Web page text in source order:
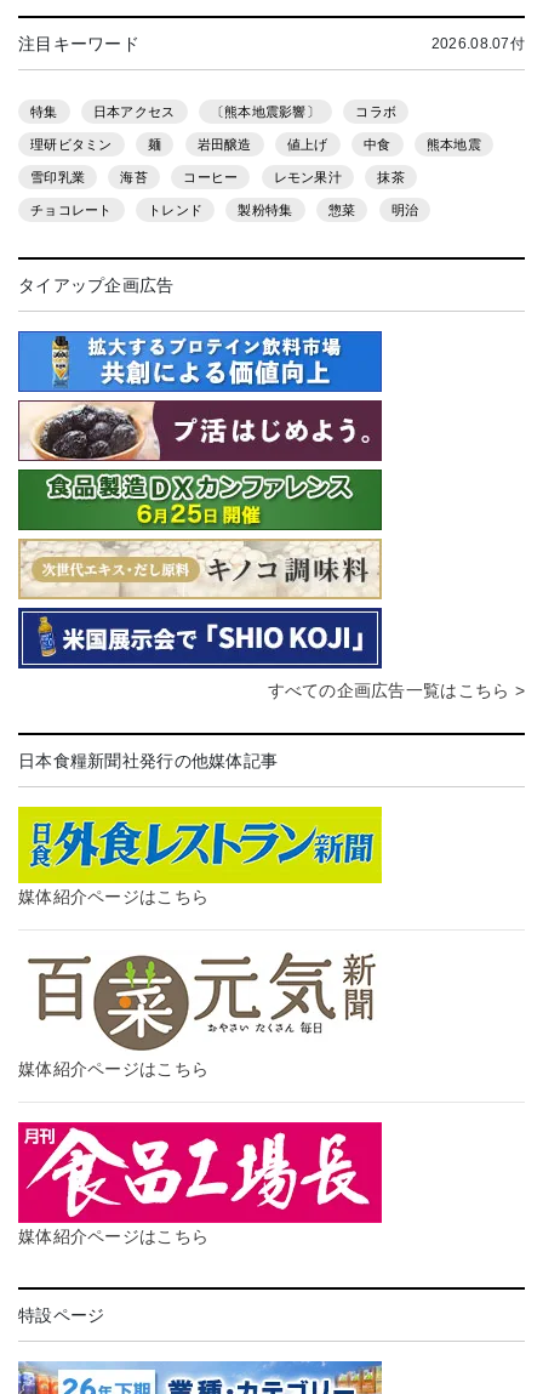
注目キーワード 2026.08.07付
特集 日本アクセス 〔熊本地震影響〕 コラボ
理研ビタミン 麺 岩田醸造 値上げ 中食 熊本地震
雪印乳業 海苔 コーヒー レモン果汁 抹茶
チョコレート トレンド 製粉特集 惣菜 明治
タイアップ企画広告
すべての企画広告一覧はこちら >
日本食糧新聞社発行の他媒体記事
媒体紹介ページはこちら
媒体紹介ページはこちら
媒体紹介ページはこちら
特設ページ